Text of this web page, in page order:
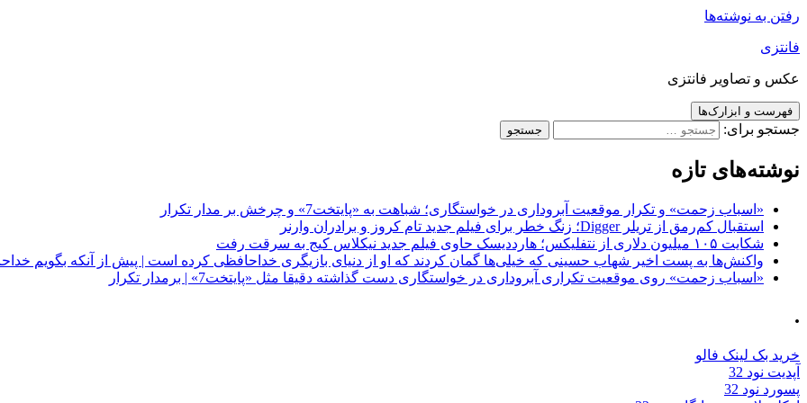
رفتن به نوشته‌ها
فانتزی
عکس و تصاویر فانتزی
فهرست و ابزارک‌ها
جستجو برای:
نوشته‌های تازه
«اسباب زحمت» و تکرار موقعیت آبروداری در خواستگاری؛ شباهت به «پایتخت7» و چرخش بر مدار تکرار
استقبال کم‌رمق از تریلر Digger؛ زنگ خطر برای فیلم جدید تام کروز و برادران وارنر
شکایت ۱۰۵ میلیون دلاری از نتفلیکس؛ هارددیسک حاوی فیلم جدید نیکلاس کیج به سرقت رفت
واکنش‌ها به پست اخیر شهاب حسینی که خیلی‌ها گمان کردند که او از دنیای بازیگری خداحافظی کرده است | پیش از آنکه بگویم
«اسباب زحمت» روی موقعیت تکراری آبروداری در خواستگاری دست گذاشته دقیقا مثل «پایتخت7» | برمدار تکرار
.
خرید بک لینک فالو
آپدیت نود 32
پسورد نود 32